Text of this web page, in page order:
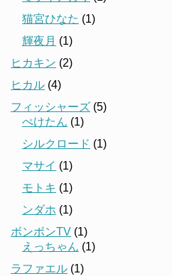
猫宮ひなた (1)
輝夜月 (1)
ヒカキン (2)
ヒカル (4)
フィッシャーズ (5)
ぺけたん (1)
シルクロード (1)
マサイ (1)
モトキ (1)
ンダホ (1)
ボンボンTV (1)
えっちゃん (1)
ラファエル (1)